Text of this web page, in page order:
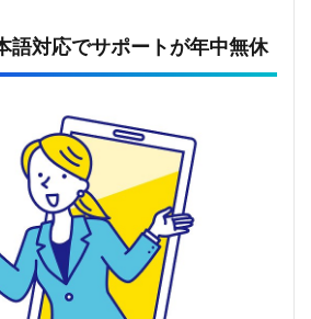
語対応でサポートが年中無休